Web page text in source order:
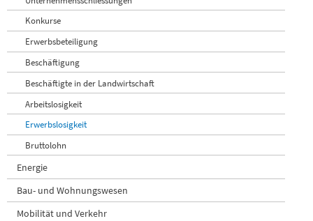
Konkurse
Erwerbsbeteiligung
Beschäftigung
Beschäftigte in der Landwirtschaft
Arbeitslosigkeit
Erwerbslosigkeit
Bruttolohn
Energie
Bau- und Wohnungswesen
Mobilität und Verkehr